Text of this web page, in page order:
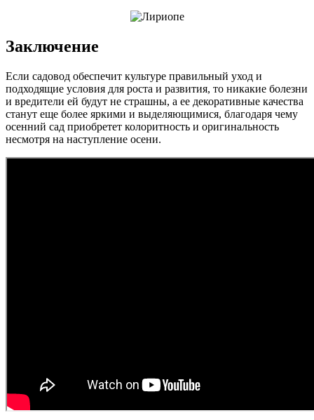
Заключение
Если садовод обеспечит культуре правильный уход и
подходящие условия для роста и развития, то никакие болезни
и вредители ей будут не страшны, а ее декоративные качества
станут еще более яркими и выделяющимися, благодаря чему
осенний сад приобретет колоритность и оригинальность
несмотря на наступление осени.